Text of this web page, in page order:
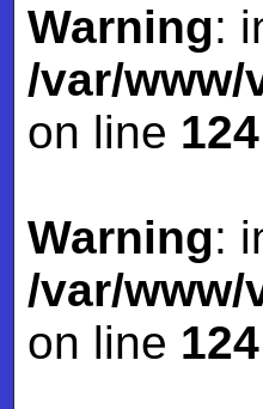
Warning:
/var/
on line 124
Warning:
/var/
on line 124